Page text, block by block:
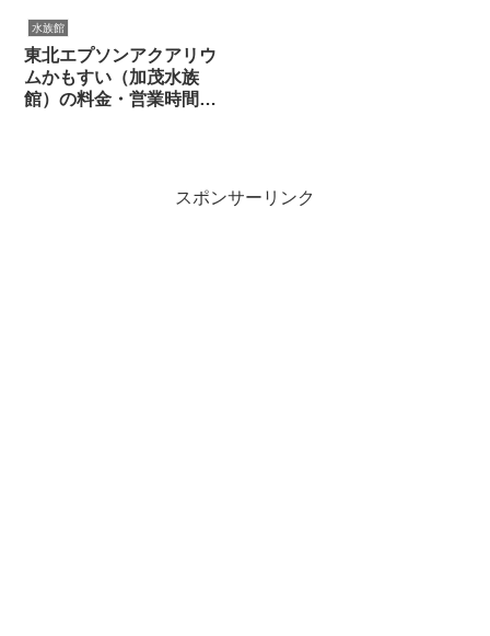
水族館
東北エプソンアクアリウ
ムかもすい（加茂水族
館）の料金・営業時間
スポンサーリンク